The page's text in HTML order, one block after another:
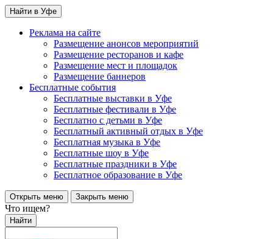
Найти в Уфе
Реклама на сайте
Размещение анонсов мероприятий
Размещение ресторанов и кафе
Размещение мест и площадок
Размещение баннеров
Бесплатные события
Бесплатные выставки в Уфе
Бесплатные фестивали в Уфе
Бесплатно с детьми в Уфе
Бесплатный активный отдых в Уфе
Бесплатная музыка в Уфе
Бесплатные шоу в Уфе
Бесплатные праздники в Уфе
Бесплатное образование в Уфе
Открыть меню Закрыть меню
Что ищем?
Найти